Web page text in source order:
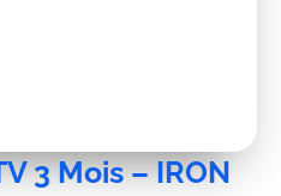
3 Mois – IRON